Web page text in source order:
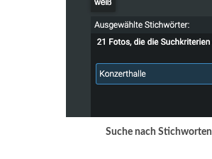
Suche nach Stichworten